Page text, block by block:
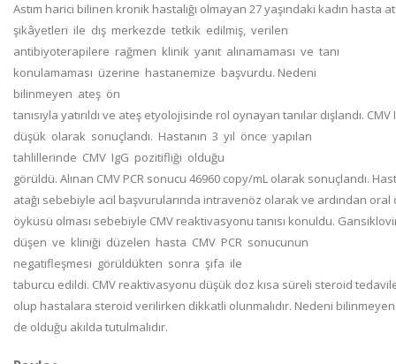
Astım harici bilinen kronik hastalığı olmayan 27 yaşındaki kadın hasta
şikâyetleri ile dış merkezde tetkik edilmiş, verilen
antibiyoterapilere rağmen klinik yanıt alınamaması ve tanı
konulamaması üzerine hastanemize başvurdu. Nedeni
bilinmeyen ateş ön
tanısıyla yatırıldı ve ateş etyolojisinde rol oynayan tanılar dışlandı.
düşük olarak sonuçlandı. Hastanın 3 yıl önce yapılan
tahlillerinde CMV IgG pozitifliği olduğu
görüldü. Alınan CMV PCR sonucu 46960 copy/mL olarak sonuçlandı.
atağı sebebiyle acil başvurularında intravenöz olarak ve ardından
öyküsü olması sebebiyle CMV reaktivasyonu tanısı konuldu.
düşen ve kliniği düzelen hasta CMV PCR sonucunun
negatifleşmesi görüldükten sonra şifa ile
taburcu edildi. CMV reaktivasyonu düşük doz kısa süreli steroid
olup hastalara steroid verilirken dikkatli olunmalıdır. Nedeni
de olduğu akılda tutulmalıdır.